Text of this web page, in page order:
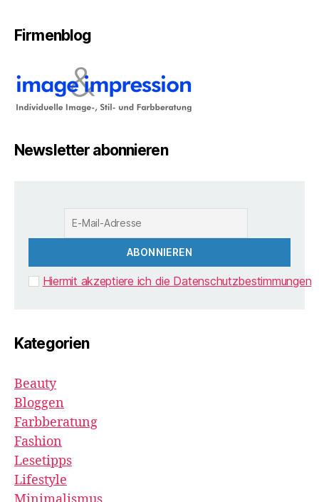
Firmenblog
Newsletter abonnieren
Hiermit akzeptiere ich die Datenschutzbestimmungen
Kategorien
Beauty
Bloggen
Farbberatung
Fashion
Lesetipps
Lifestyle